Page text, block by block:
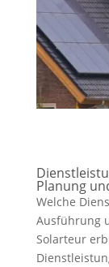
Planung
Welche
Ausführung
Solarteur